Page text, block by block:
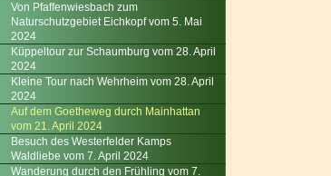
Von Pfaffenwiesbach zum
Naturschutzgebiet Eichkopf vom 5. Mai
2024
Küppeltour zur Schaumburg vom 28. April
2024
Kleine Tour nach Wehrheim vom 28. April
2024
Auf dem Goetheweg durch Mainhattan
vom 21. April 2024
Besuch des Westerfelder Kamps
Waldliebe vom 7. April 2024
Wanderung durch den Frühling vom 7.